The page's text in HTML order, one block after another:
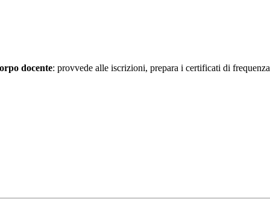
docente: provvede alle iscrizioni, prepara i certificati di